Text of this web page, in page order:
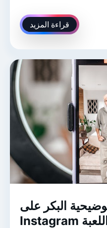
قراءة المزيد
البكر على
Instagram هي مغير قواعد اللعبة